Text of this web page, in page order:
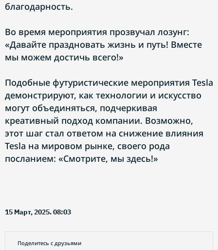
благодарность.
Во время мероприятия прозвучал лозунг:
«Давайте праздновать жизнь и путь! Вместе
мы можем достичь всего!»
Подобные футуристические мероприятия Tesla
демонстрируют, как технологии и искусство
могут объединяться, подчеркивая
креативный подход компании. Возможно,
этот шаг стал ответом на снижение влияния
Tesla на мировом рынке, своего рода
посланием: «Смотрите, мы здесь!»
15 Март, 2025. 08:03
Поделитесь с друзьями